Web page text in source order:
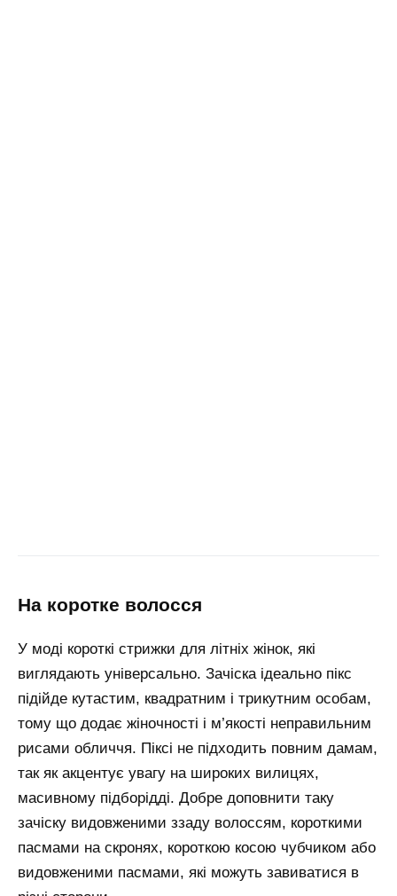
на коротке волосся
У моді короткі стрижки для літніх жінок, які
виглядають універсально. Зачіска ідеально пікс
підійде кутастим, квадратним і трикутним особам,
тому що додає жіночності і м’якості неправильним
рисами обличчя. Піксі не підходить повним дамам,
так як акцентує увагу на широких вилицях,
масивному підборідді. Добре доповнити таку
зачіску видовженими ззаду волоссям, короткими
пасмами на скронях, короткою косою чубчиком або
видовженими пасмами, які можуть завиватися в